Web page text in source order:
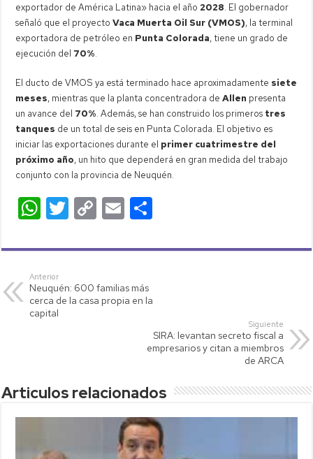
exportador de América Latina» hacia el año 2028. El gobernador
señaló que el proyectoVaca Muerta Oil Sur (VMOS), la terminal
exportadora de petróleo en Punta Colorada, tiene un grado de
ejecución del 70%.
El ducto de VMOS ya está terminado hace aproximadamente siete
meses, mientras que la planta concentradora deAllen presenta
un avance del 70%. Además, se han construido los primeros tres
tanques de un total de seis en Punta Colorada. El objetivo es
iniciar las exportaciones durante el primer cuatrimestre del
próximo año, un hito que dependerá en gran medida del trabajo
conjunto con la provincia de Neuquén.
W
at
s
A
p
T
tt
C
p
Li
E
ail m
Anterior
Neuquén: 600 familias más
cerca de la casa propia en la
capital
Siguiente
SIRA: levantan secreto fiscal a
empresarios y citan a miembros
de ARCA
Articulos relacionados